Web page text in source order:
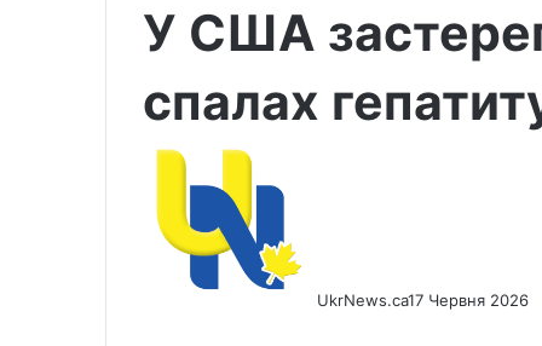
У США
спалах
UkrNews.ca17 Червня 2026